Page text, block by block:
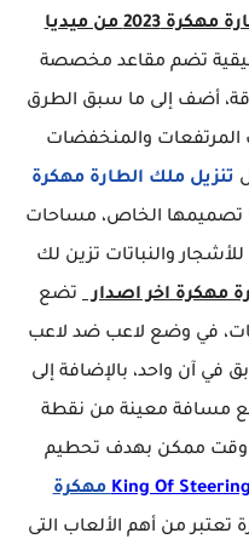
تحميل لعبة ملك الطارة مهكرة 2023 من ميديا
تضم مقاعد مخصصة
أضف إلى ما سبق الطرق
المرتفعات والمنخفضات
تنزيل ملك الطارة مهكرة
تصميمها الخاص، مساحات
والنباتات تزين لك
مهكرة اخر اصدار تضع
في وضع لاعب ضد لاعب
تضم 12 متسابق في آن واحد، بالإضافة إلى
مسافة معينة من نقطة
وقت ممكن بهدف تحطيم
King Ofمهكرة
تعتبر من أهم الألعاب التى